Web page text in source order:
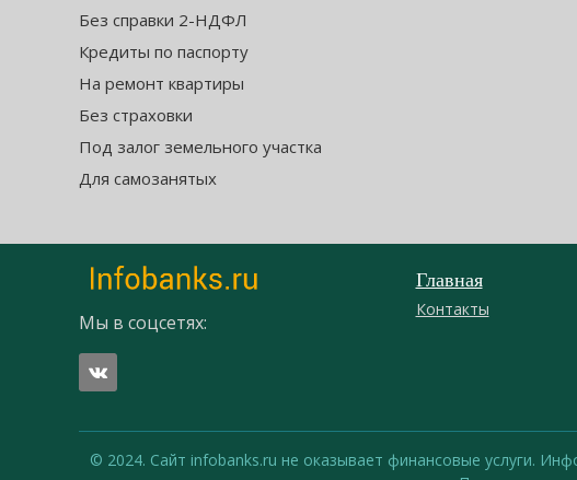
Без справки 2-НДФЛ
Кредиты по паспорту
На ремонт квартиры
Без страховки
Под залог земельного участка
Для самозанятых
Мы в соцсетях:
Главная
Контакты
© 2024. Сайт infobanks.ru не оказывает финансовые услуги.